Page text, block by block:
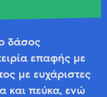
δάσος
επαφής με
με ευχάριστες
και πεύκα, ενώ